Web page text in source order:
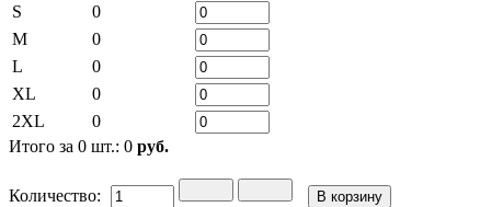
S
0
M
0
L
0
XL
0
2XL
0
Итого за 0 шт.: 0 руб.
Количество: